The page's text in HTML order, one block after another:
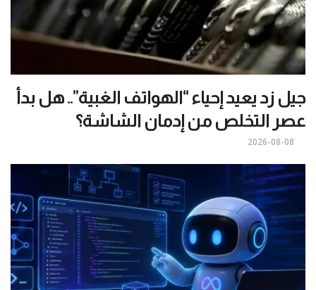
جيل زد يعيد إحياء “الهواتف الغبية”.. هل بدأ
عصر التخلص من إدمان الشاشة؟
2026-08-08